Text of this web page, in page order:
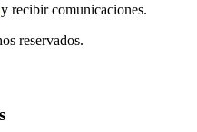
y recibir comunicaciones.
reservados.